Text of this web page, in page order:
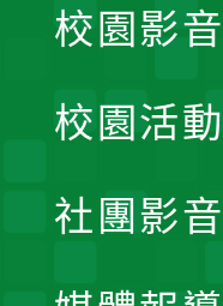
校園影音
校園活動
社團影音